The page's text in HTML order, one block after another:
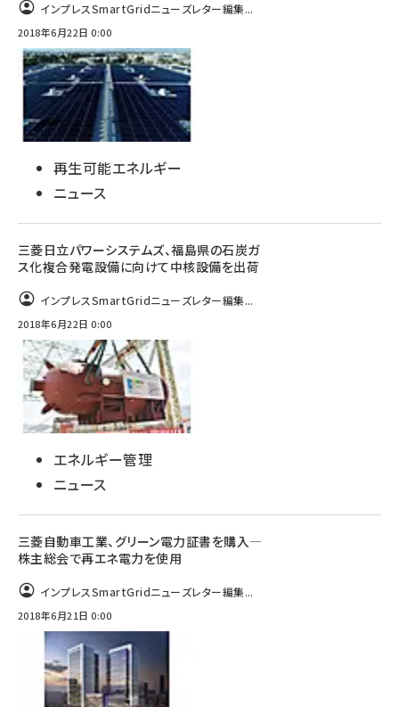
インプレスSmartGridニューズレター編集...
2018年6月22日 0:00
再生可能エネルギー
ニュース
三菱日立パワーシステムズ、福島県の石炭ガ
ス化複合発電設備に向けて中核設備を出荷
インプレスSmartGridニューズレター編集...
2018年6月22日 0:00
エネルギー管理
ニュース
三菱自動車工業、グリーン電力証書を購入―
株主総会で再エネ電力を使用
インプレスSmartGridニューズレター編集...
2018年6月21日 0:00